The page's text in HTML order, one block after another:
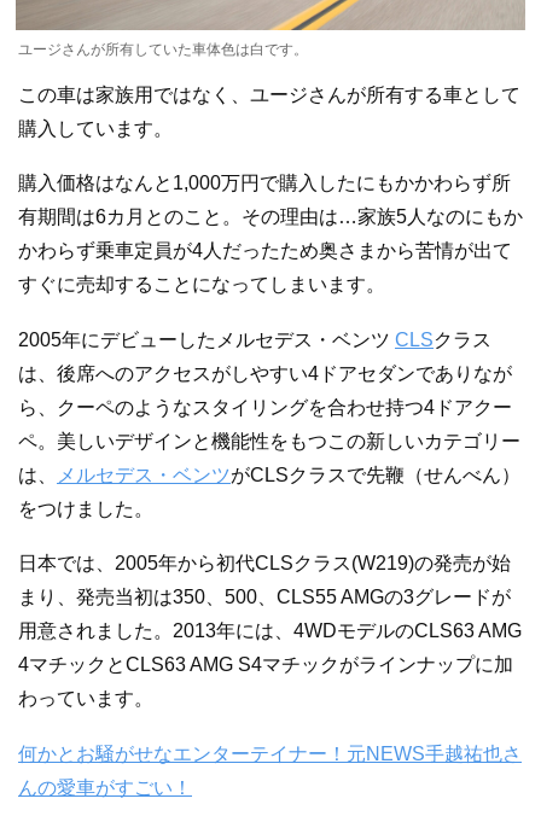
ユージさんが所有していた車体色は白です。
この車は家族用ではなく、ユージさんが所有する車として
購入しています。
購入価格はなんと1,000万円で購入したにもかかわらず所
有期間は6カ月とのこと。その理由は…家族5人なのにもか
かわらず乗車定員が4人だったため奥さまから苦情が出て
すぐに売却することになってしまいます。
2005年にデビューしたメルセデス・ベンツ CLSクラス
は、後席へのアクセスがしやすい4ドアセダンでありなが
ら、クーペのようなスタイリングを合わせ持つ4ドアクー
ペ。美しいデザインと機能性をもつこの新しいカテゴリー
は、
メルセデス・ベンツがCLSクラスで先鞭（せんべん）
をつけました。
日本では、2005年から初代CLSクラス(W219)の発売が始
まり、発売当初は350、500、CLS55 AMGの3グレードが
用意されました。2013年には、4WDモデルのCLS63 AMG
4マチックとCLS63 AMG S4マチックがラインナップに加
わっています。
何かとお騒がせなエンターテイナー！元NEWS手越祐也さ
んの愛車がすごい！